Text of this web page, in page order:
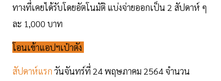
ทางที่เคยได้รับโดยอัตโนมัติ แบ่งจ่ายออกเป็น 2 สัปดาห์ ๆ
ละ 1,000 บาท
โอนเข้าแอปฯเป๋าตัง
สัปดาห์แรก วันจันทร์ที่ 24 พฤษภาคม 2564 จำนวน